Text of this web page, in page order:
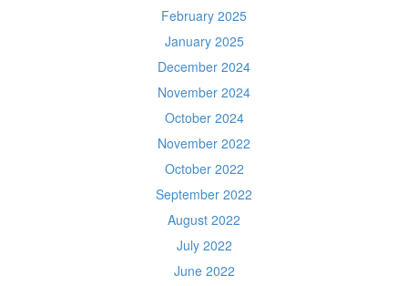
February 2025
January 2025
December 2024
November 2024
October 2024
November 2022
October 2022
September 2022
August 2022
July 2022
June 2022